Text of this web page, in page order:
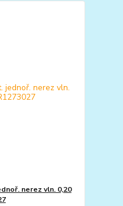
nerez vln. 0,20